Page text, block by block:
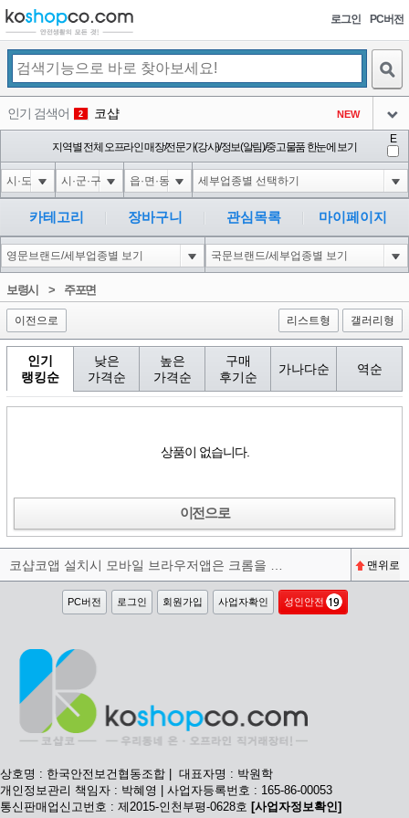
로그인 PC버전
인기 검색어 2 코샵 NEW
3 익스
아이콘
4 미끄럼방지
아이콘
5 대성설렁탕
아이콘
-16
6 1'"
아이콘
0
1
지역별 전체 오프라인 매장/전문가(강사)/정보(알림)/중고물품 한눈에 보기
E
카테고리 장바구니 관심목록 마이페이지
보령시 > 주포면
이전으로 리스트형 갤러리형
인기
랭킹순
낮은
가격순
높은
가격순
구매
후기순
가나다순 역순
상품이 없습니다.
이전으로
맨위로
PC버전 로그인 회원가입 사업자확인 성인안전
상호명 : 한국안전보건협동조합 | 대표자명 : 박원학
개인정보관리 책임자 : 박혜영 | 사업자등록번호 : 165-86-00053
통신판매업신고번호 : 제2015-인천부평-0628호 [사업자정보확인]